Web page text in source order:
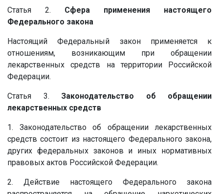
Статья 2. Сфера применения настоящего
Федерального закона
Настоящий Федеральный закон применяется к
отношениям, возникающим при обращении
лекарственных средств на территории Российской
Федерации.
Статья 3. Законодательство об обращении
лекарственных средств
1. Законодательство об обращении лекарственных
средств состоит из настоящего Федерального закона,
других федеральных законов и иных нормативных
правовых актов Российской Федерации.
2. Действие настоящего Федерального закона